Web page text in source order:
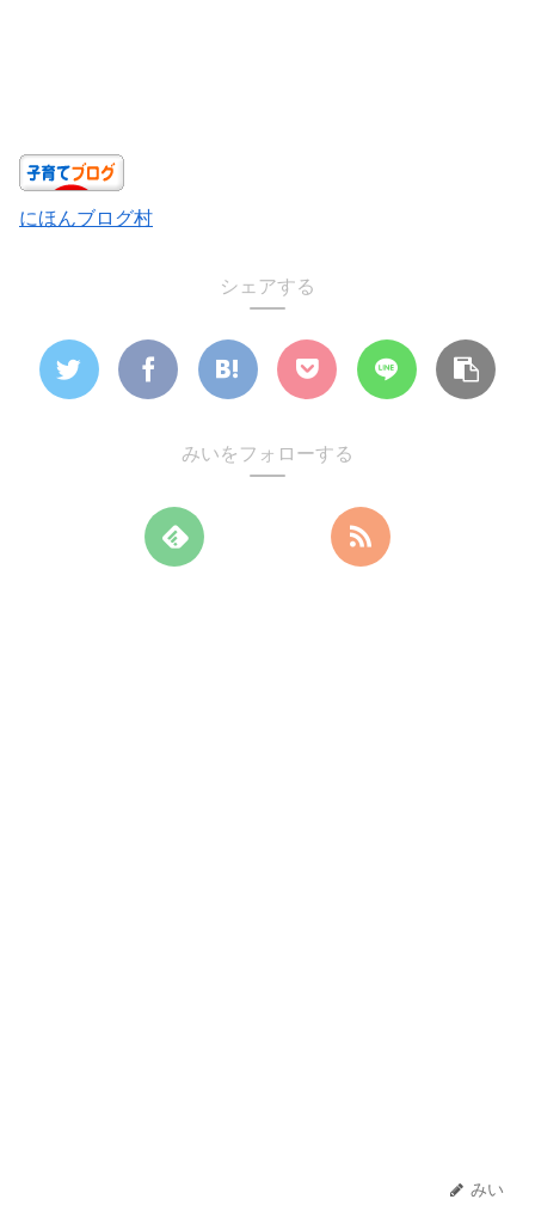
にほんブログ村
シェアする
みいをフォローする
みい